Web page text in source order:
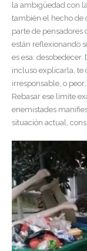
la ambigüedad con
también el hecho de
parte de pensadores
están reflexionando
es esa:
incluso explicarla, te
irresponsable, o
Rebasar ese límite
enemistades
situación actual,